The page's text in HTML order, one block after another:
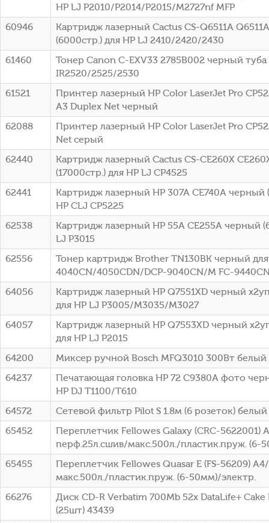
HP LJ P2010/P2014/P2015/M2727nf MFP
60946
Картридж лазерный Cactus CS-Q6511A
(6000стр.) для HP LJ 2410/2420/2430
61460
Тонер Canon C-EXV33 2785B002 черный
IR2520/2525/2530
61521
Принтер лазерный HP Color LaserJet Pro
A3 Duplex Net черный
62088
Принтер лазерный HP Color LaserJet Pro
Net серый
62440
Картридж лазерный Cactus CS-CE260X
(17000стр.) для HP LJ CP4525
62441
Картридж лазерный HP 307A CE740A черный
HP CLJ CP5225
62538
Картридж лазерный HP 55A CE255A черный
LJ P3015
62556
Тонер картридж Brother TN130BK черный
4040CN/4050CDN/DCP-9040CN/M FC-
64056
Картридж лазерный HP Q7551XD черный
для HP LJ P3005/M3035/M3027
64057
Картридж лазерный HP Q7553XD черный
для HP LJ P2015
64200
Миксер ручной Bosch MFQ3010 300Вт белый
64237
Печатающая головка HP 72 C9380A фото
HP DJ T1100/T610
64572
Сетевой фильтр Pilot S 1.8м (6 розеток)
65452
Переплетчик Fellowes Galaxy (CRC-5622001)
перф.25л.сшив/макс.500л./пластик.пруж. (6-
65455
Переплетчик Fellowes Quasar E (FS-56209)
макс.500л./пластик.пруж. (6-50мм)/электр.
66276
Диск CD-R Verbatim 700Mb 52x DataLife+ Cake
(25шт) 43439